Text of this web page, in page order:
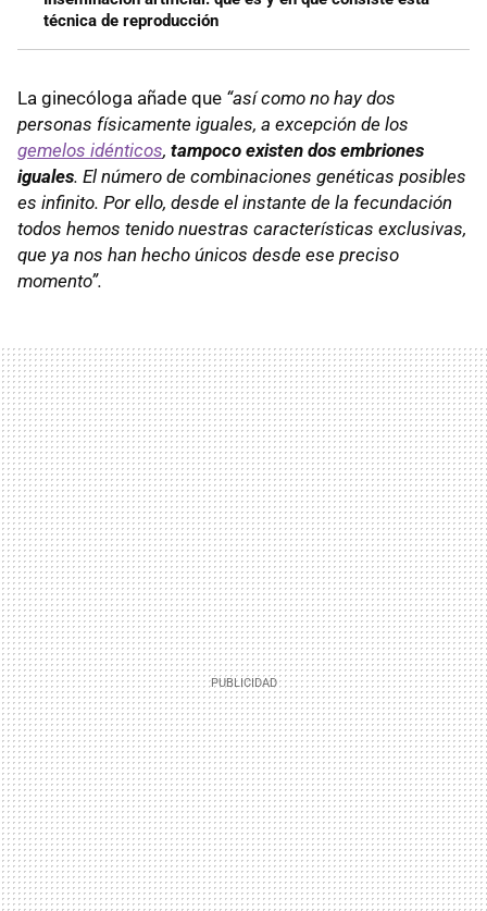
técnica de reproducción
La ginecóloga añade que “así como no hay dos
personas físicamente iguales, a excepción de los
gemelos idénticos, tampoco existen dos embriones
iguales. El número de combinaciones genéticas posibles
es infinito. Por ello, desde el instante de la fecundación
todos hemos tenido nuestras características exclusivas,
que ya nos han hecho únicos desde ese preciso
momento”.